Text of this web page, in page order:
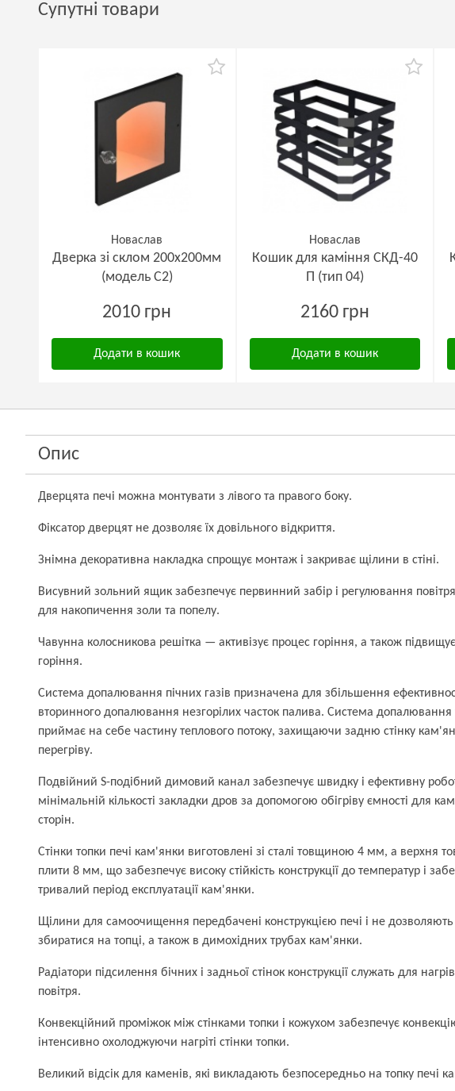
Супутні товари
Новаслав
Дверка зі склом 200х200мм
(модель С2)
2010 грн
Додати в кошик
Новаслав
Кошик для каміння СКД-40
П (тип 04)
2160 грн
Додати в кошик
Опис
Дверцята печі можна монтувати з лівого та правого боку.
Фіксатор дверцят не дозволяє їх довільного відкриття.
Знімна декоративна накладка спрощує монтаж і закриває щілини в стіні.
Висувний зольний ящик забезпечує первинний забір і регулювання
для накопичення золи та попелу.
Чавунна колосникова решітка — активізує процес горіння, а також підвищує
горіння.
Система допалювання пічних газів призначена для збільшення
вторинного допалювання незгорілих часток палива. Система допалювання
приймає на себе частину теплового потоку, захищаючи задню стінку
перегріву.
Подвійний S-подібний димовий канал забезпечує швидку і ефективну
мінімальній кількості закладки дров за допомогою обігріву ємності для
сторін.
Стінки топки печі кам'янки виготовлені зі сталі товщиною 4 мм, а верхня
плити 8 мм, що забезпечує високу стійкість конструкції до температур і
тривалий період експлуатації кам'янки.
Щілини для самоочищення передбачені конструкцією печі і не дозволяють
збиратися на топці, а також в димохідних трубах кам'янки.
Радіатори підсилення бічних і задньої стінок конструкції служать для
повітря.
Конвекційний проміжок між стінками топки і кожухом забезпечує
інтенсивно охолоджуючи нагріті стінки топки.
Великий відсік для каменів, які викладають безпосередньо на топку печі